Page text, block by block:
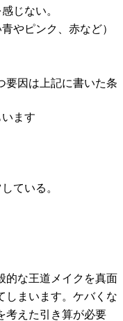
じない。
やピンク、赤など）
要因は上記に書いた条
ます
ている。
的な王道メイクを真面
しまいます。ケバくな
考えた引き算が必要